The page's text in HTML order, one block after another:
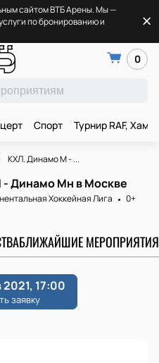
сайтом ВТБ Арены. Мы —
по бронированию и
0
Спорт Турнир RAF,
КХЛ. Динамо М - ...
Динамо Мн в Москве
Хоккейная Лига
0+
БЛИЖАЙШИЕ МЕРОПРИЯТИЯ